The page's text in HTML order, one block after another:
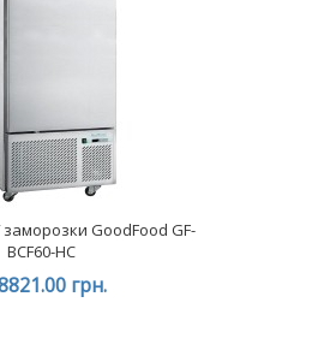
GoodFood GF-
BCF60-HC
грн.